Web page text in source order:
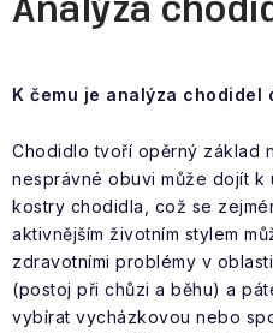
BĚH
OBLEČENÍ
BOTY
DOPLŇKY
Analýza
K čemu je analýza chodidel
Chodidlo tvoří opěrný základ
nesprávné obuvi může dojít k
kostry chodidla, což se
aktivnějším životním stylem
zdravotními problémy v
(postoj při chůzi a běhu) a
vybírat vycházkovou nebo